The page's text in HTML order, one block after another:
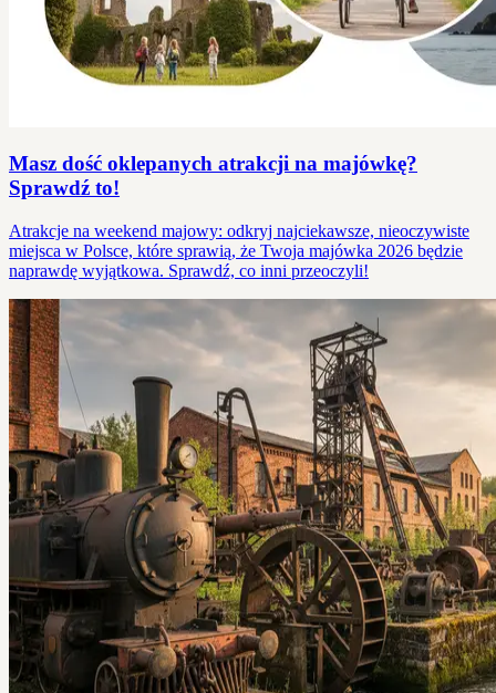
Masz dość oklepanych atrakcji na majówkę?
Sprawdź to!
Atrakcje na weekend majowy: odkryj najciekawsze, nieoczywiste
miejsca w Polsce, które sprawią, że Twoja majówka 2026 będzie
naprawdę wyjątkowa. Sprawdź, co inni przeoczyli!